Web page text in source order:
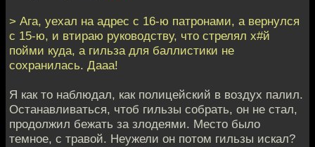
> Ага, уехал на адрес с 16-ю патронами, а вернулся
с 15-ю, и втираю руководству, что стрелял х#й
пойми куда, а гильза для баллистики не
сохранилась. Дааа!
Я как то наблюдал, как полицейский в воздух палил.
Останавливаться, чтоб гильзы собрать, он не стал,
продолжил бежать за злодеями. Место было
темное, с травой. Неужели он потом гильзы искал?